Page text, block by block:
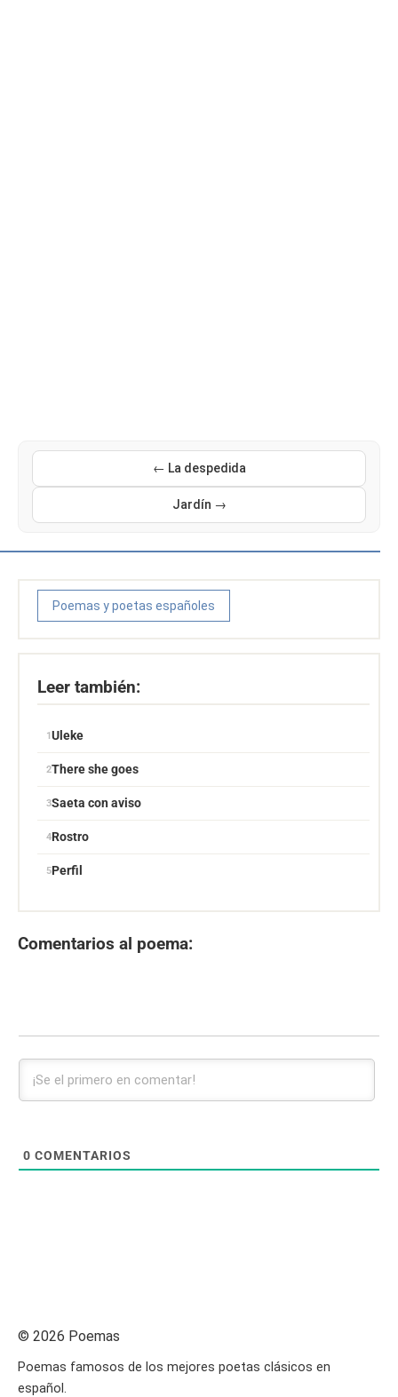
← La despedida
Jardín →
Poemas y poetas españoles
Leer también:
Uleke
There she goes
Saeta con aviso
Rostro
Perfil
Comentarios al poema:
0 COMENTARIOS
© 2026 Poemas
Poemas famosos de los mejores poetas clásicos en
español.